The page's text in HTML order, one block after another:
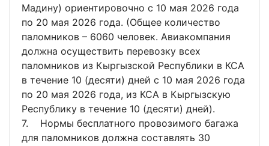
Мадину) ориентировочно с 10 мая 2026 года
по 20 мая 2026 года. (Общее количество
паломников – 6060 человек. Авиакомпания
должна осуществить перевозку всех
паломников из Кыргызской Республики в КСА
в течение 10 (десяти) дней с 10 мая 2026 года
по 20 мая 2026 года, из КСА в Кыргызскую
Республику в течение 10 (десяти) дней).
7. Нормы бесплатного провозимого багажа
для паломников должна составлять 30